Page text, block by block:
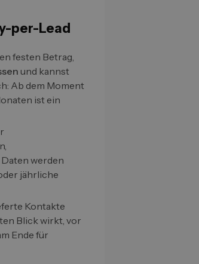
per-Lead
festen Betrag,
und kannst
Ab dem Moment
ist ein
werden
jährliche
Kontakte
Blick wirkt, vor
Ende für